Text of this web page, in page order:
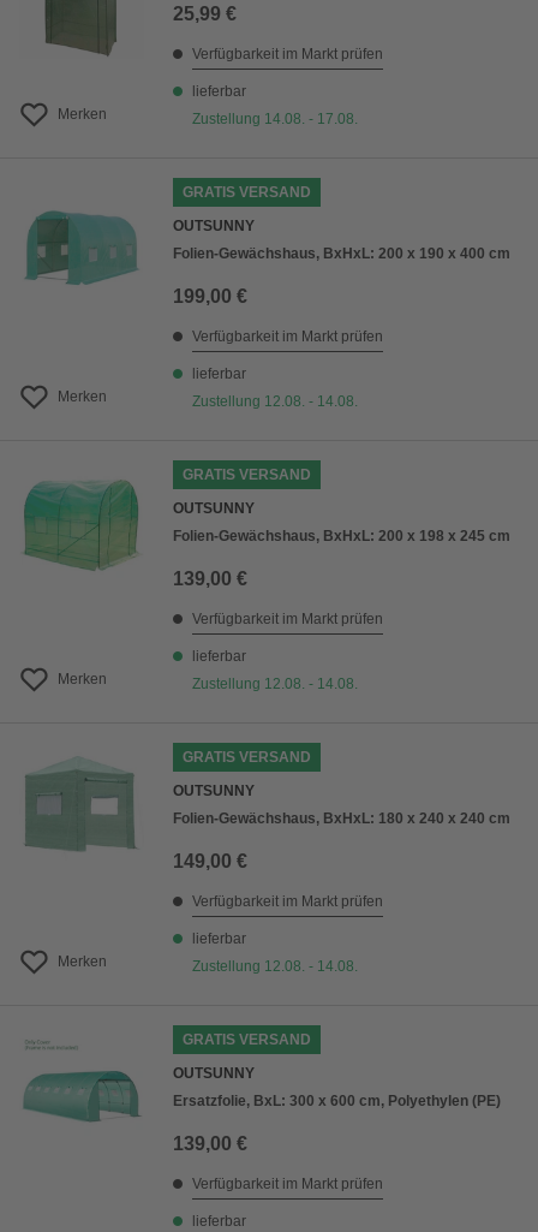
Merken
25,99 €
Verfügbarkeit im Markt prüfen
lieferbar
Zustellung 14.08. - 17.08.
Merken
GRATIS VERSAND
OUTSUNNY
Folien-Gewächshaus, BxHxL: 200 x 190 x 400 cm
199,00 €
Verfügbarkeit im Markt prüfen
lieferbar
Zustellung 12.08. - 14.08.
Merken
GRATIS VERSAND
OUTSUNNY
Folien-Gewächshaus, BxHxL: 200 x 198 x 245 cm
139,00 €
Verfügbarkeit im Markt prüfen
lieferbar
Zustellung 12.08. - 14.08.
Merken
GRATIS VERSAND
OUTSUNNY
Folien-Gewächshaus, BxHxL: 180 x 240 x 240 cm
149,00 €
Verfügbarkeit im Markt prüfen
lieferbar
Zustellung 12.08. - 14.08.
GRATIS VERSAND
OUTSUNNY
Ersatzfolie, BxL: 300 x 600 cm, Polyethylen (PE)
139,00 €
Verfügbarkeit im Markt prüfen
lieferbar